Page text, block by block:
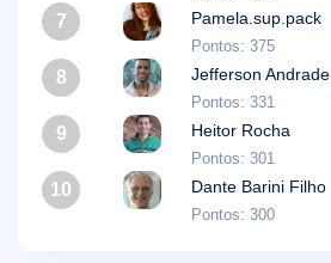
7 Pamela.sup.pack
Pontos: 375
8 Jefferson Andrade
Pontos: 331
9 Heitor Rocha
Pontos: 301
10 Dante Barini Filho
Pontos: 300